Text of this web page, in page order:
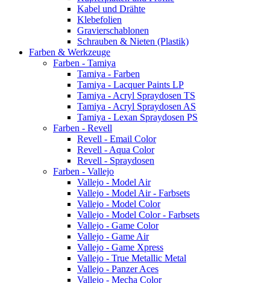
Kabel und Drähte
Klebefolien
Gravierschablonen
Schrauben & Nieten (Plastik)
Farben & Werkzeuge
Farben - Tamiya
Tamiya - Farben
Tamiya - Lacquer Paints LP
Tamiya - Acryl Spraydosen TS
Tamiya - Acryl Spraydosen AS
Tamiya - Lexan Spraydosen PS
Farben - Revell
Revell - Email Color
Revell - Aqua Color
Revell - Spraydosen
Farben - Vallejo
Vallejo - Model Air
Vallejo - Model Air - Farbsets
Vallejo - Model Color
Vallejo - Model Color - Farbsets
Vallejo - Game Color
Vallejo - Game Air
Vallejo - Game Xpress
Vallejo - True Metallic Metal
Vallejo - Panzer Aces
Vallejo - Mecha Color